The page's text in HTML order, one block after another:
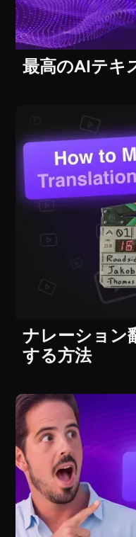
最高のAIテキ
ナレーション
する方法